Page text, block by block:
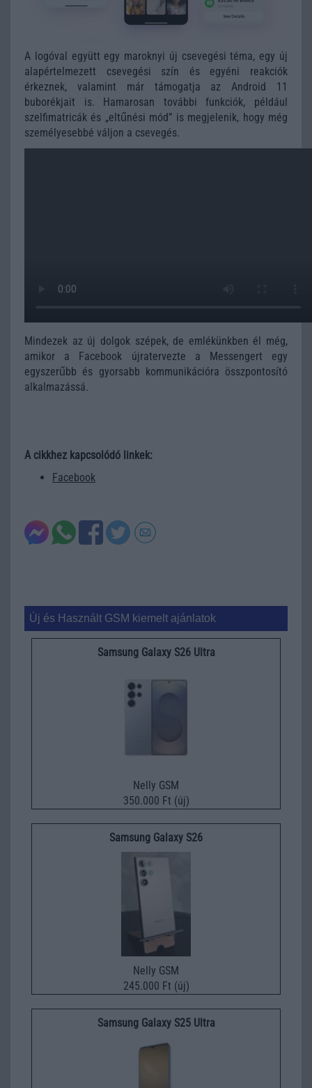
A logóval együtt egy maroknyi új csevegési téma, egy új
alapértelmezett csevegési szín és egyéni reakciók
érkeznek, valamint már támogatja az Android 11
buborékjait is. Hamarosan további funkciók, például
szelfimatricák és „eltűnési mód” is megjelenik, hogy még
személyesebbé váljon a csevegés.
Mindezek az új dolgok szépek, de emlékünkben él még,
amikor a Facebook újratervezte a Messengert egy
egyszerűbb és gyorsabb kommunikációra összpontosító
alkalmazássá.
A cikkhez kapcsolódó linkek:
Facebook
Új és Használt GSM kiemelt ajánlatok
Samsung Galaxy S26 Ultra
Nelly GSM
350.000 Ft (új)
Samsung Galaxy S26
Nelly GSM
245.000 Ft (új)
Samsung Galaxy S25 Ultra